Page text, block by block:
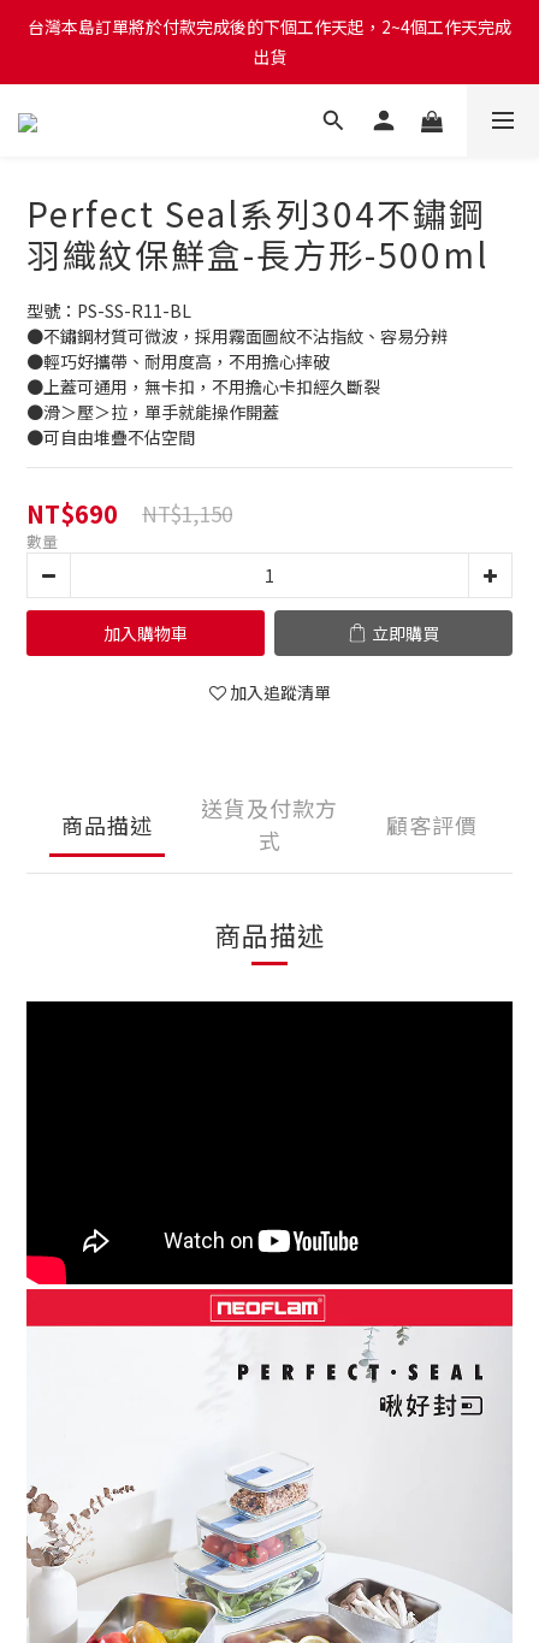
台灣本島訂單將於付款完成後的下個工作天起，2~4個工作天完成
出貨
台灣本島訂單將於付款完成後的下個工作天起，2~4個工作天完成
出貨
台灣本島消費滿$999免運費
台灣本島訂單將於付款完成後的下個工作天起，2~4個工作天完成
出貨
Perfect Seal系列304不鏽鋼
羽織紋保鮮盒-長方形-500ml
型號：PS-SS-R11-BL
●不鏽鋼材質可微波，採用霧面圖紋不沾指紋、容易分辨
●輕巧好攜帶、耐用度高，不用擔心摔破
●上蓋可通用，無卡扣，不用擔心卡扣經久斷裂
●滑＞壓＞拉，單手就能操作開蓋
●可自由堆疊不佔空間
NT$690 NT$1,150
數量
加入購物車 立即購買
加入追蹤清單
商品描述
送貨及付款方
式
顧客評價
商品描述